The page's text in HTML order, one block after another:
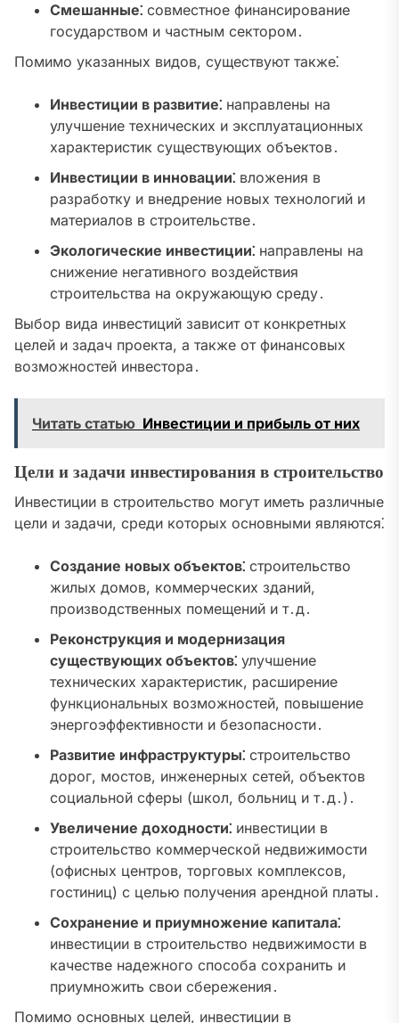
Смешанные⁚ совместное финансирование
государством и частным сектором․
Помимо указанных видов, существуют также⁚
Инвестиции в развитие⁚ направлены на
улучшение технических и эксплуатационных
характеристик существующих объектов․
Инвестиции в инновации⁚ вложения в
разработку и внедрение новых технологий и
материалов в строительстве․
Экологические инвестиции⁚ направлены на
снижение негативного воздействия
строительства на окружающую среду․
Выбор вида инвестиций зависит от конкретных
целей и задач проекта, а также от финансовых
возможностей инвестора․
Читать статью Инвестиции и прибыль от них
Цели и задачи инвестирования в строительство
Инвестиции в строительство могут иметь различные
цели и задачи, среди которых основными являются⁚
Создание новых объектов⁚ строительство
жилых домов, коммерческих зданий,
производственных помещений и т․д․
Реконструкция и модернизация
существующих объектов⁚ улучшение
технических характеристик, расширение
функциональных возможностей, повышение
энергоэффективности и безопасности․
Развитие инфраструктуры⁚ строительство
дорог, мостов, инженерных сетей, объектов
социальной сферы (школ, больниц и т․д․)․
Увеличение доходности⁚ инвестиции в
строительство коммерческой недвижимости
(офисных центров, торговых комплексов,
гостиниц) с целью получения арендной платы․
Сохранение и приумножение капитала⁚
инвестиции в строительство недвижимости в
качестве надежного способа сохранить и
приумножить свои сбережения․
Помимо основных целей, инвестиции в